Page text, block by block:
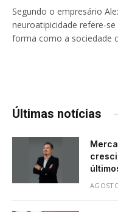
Segundo o empresário
neuroatipicidade refere-
forma como a sociedade
Últimas notícias